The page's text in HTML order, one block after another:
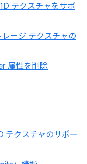
テクスチャをサポ
ージ テクスチャの
属性を削除
テクスチャのサポー